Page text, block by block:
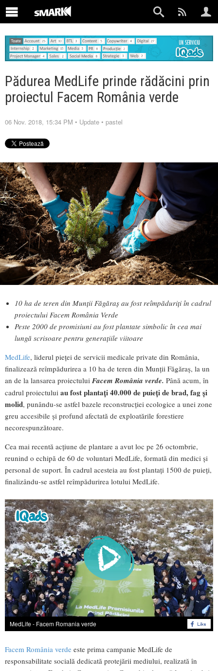
Pădurea MedLife prinde rădăcini prin
proiectul Facem România verde
06 Nov. 2018, 15:34 PM • Update • pastel
10 ha de teren din Munții Făgăraș au fost reîmpăduriți în cadrul
proiectului Facem România Verde
Peste 2000 de promisiuni au fost plantate simbolic în cea mai
lungă scrisoare pentru generațiile viitoare
MedLife, liderul pieței de servicii medicale private din România,
finalizează reîmpădurirea a 10 ha de teren din Munții Făgăraș, la un
an de la lansarea proiectului Facem România verde. Până acum, în
cadrul proiectului au fost plantați 40.000 de puieți de brad, fag și
molid, punându-se astfel bazele reconstrucției ecologice a unei zone
greu accesibile și profund afectată de exploatările forestiere
necorespunzătoare.
Cea mai recentă acțiune de plantare a avut loc pe 26 octombrie,
reunind o echipă de 60 de voluntari MedLife, formată din medici și
personal de suport. În cadrul acesteia au fost plantați 1500 de puieți,
finalizându-se astfel reîmpădurirea lotului MedLife.
MedLife - Facem Romania verde
Facem România verde este prima campanie MedLife de
responsabilitate socială dedicată protejării mediului, realizată în